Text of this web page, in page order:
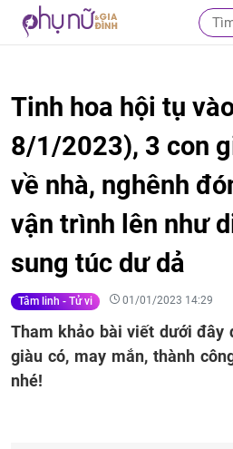
Tinh hoa hội tụ
8/1/2023), 3 con
về nhà, nghênh
vận trình lên như
sung túc dư dả
Tâm linh - Tử vi 01/01/2023 14:29
Tham khảo bài viết dưới đây
giàu có, may mắn, thành
nhé!